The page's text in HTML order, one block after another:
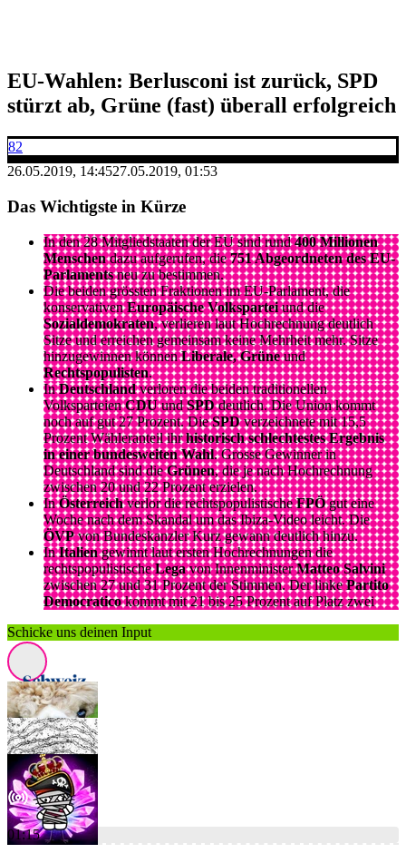
EU-Wahlen: Berlusconi ist zurück, SPD
stürzt ab, Grüne (fast) überall erfolgreich
82
26.05.2019, 14:4527.05.2019, 01:53
Das Wichtigste in Kürze
In den 28 Mitgliedstaaten der EU sind rund400 Millionen
Menschendazu aufgerufen, die751 Abgeordneten des EU-
Parlamentsneu zu bestimmen.
Die beiden grössten Fraktionen im EU-Parlament, die
konservativenEuropäische Volksparteiund die
Sozialdemokraten, verlieren laut Hochrechnung deutlich
Sitze und erreichen gemeinsam keine Mehrheit mehr. Sitze
hinzugewinnen könnenLiberale, Grüneund
Rechtspopulisten.
InDeutschlandverloren die beiden traditionellen
VolksparteienCDUundSPDdeutlich. Die Union kommt
noch auf gut 27 Prozent. DieSPDverzeichnete mit 15,5
Prozent Wähleranteil ihrhistorisch schlechtestes Ergebnis
in einer bundesweiten Wahl. Grosse Gewinner in
Deutschland sind dieGrünen, die je nach Hochrechnung
zwischen 20 und 22 Prozent erzielen.
InÖsterreichverlor die rechtspopulistischeFPÖgut eine
Woche nach dem Skandal um das Ibiza-Video leicht. Die
ÖVPvon Bundeskanzler Kurz gewann deutlich hinzu.
InItaliengewinnt laut ersten Hochrechnungen die
rechtspopulistischeLegavon InnenministerMatteo Salvini
zwischen 27 und 31 Prozent der Stimmen. Der linkePartito
Democraticokommt mit 21 bis 25 Prozent auf Platz zwei
Schicke uns deinen Input
01:15